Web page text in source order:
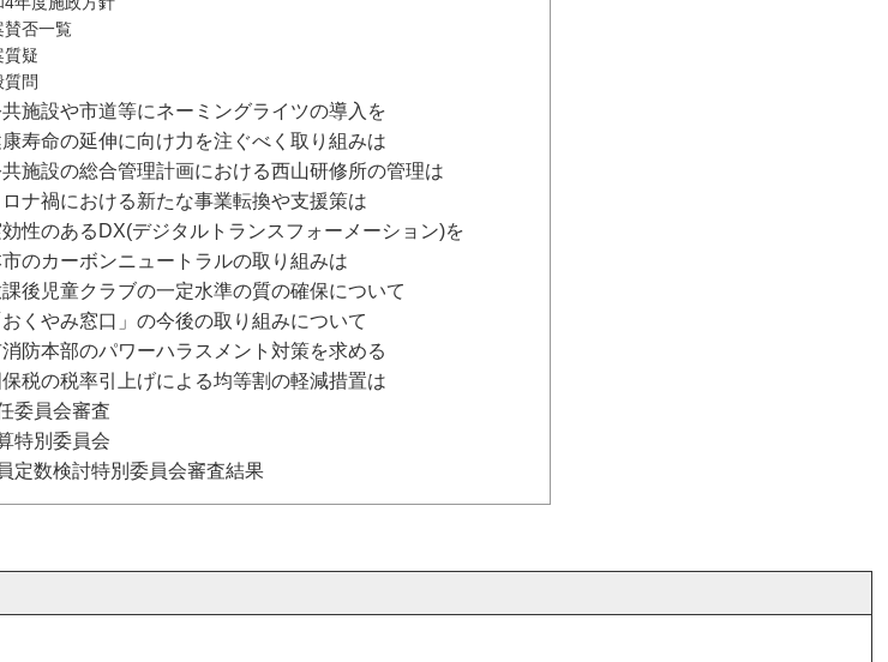
否一覧
疑
問
施設や市道等にネーミングライツの導入を
寿命の延伸に向け力を注ぐべく取り組みは
施設の総合管理計画における西山研修所の管理は
ナ禍における新たな事業転換や支援策は
性のあるDX(デジタルトランスフォーメーション)を
のカーボンニュートラルの取り組みは
後児童クラブの一定水準の質の確保について
くやみ窓口」の今後の取り組みについて
防本部のパワーハラスメント対策を求める
税の税率引上げによる均等割の軽減措置は
委員会審査
特別委員会
定数検討特別委員会審査結果